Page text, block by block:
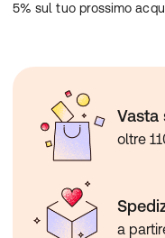
5% sul tuo prossimo
Vasta
oltre
a